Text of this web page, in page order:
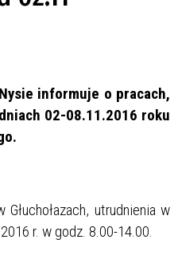
informuje o pracach,
02-08.11.2016 roku
utrudnienia w
r. w godz. 8.00-14.00.